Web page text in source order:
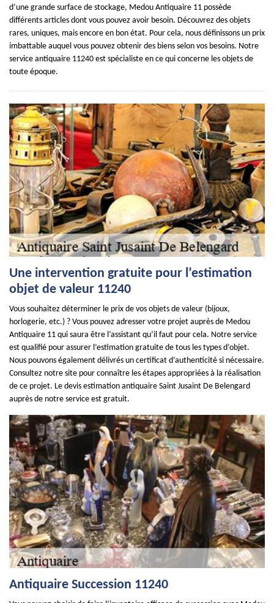
d’une grande surface de stockage, Medou Antiquaire 11 possède
différents articles dont vous pouvez avoir besoin. Découvrez des objets
rares, uniques, mais encore en bon état. Pour cela, nous définissons un prix
imbattable auquel vous pouvez obtenir des biens selon vos besoins. Notre
service antiquaire 11240 est spécialiste en ce qui concerne les objets de
toute époque.
Une intervention gratuite pour l’estimation
objet de valeur 11240
Vous souhaitez déterminer le prix de vos objets de valeur (bijoux,
horlogerie, etc.) ? Vous pouvez adresser votre projet auprès de Medou
Antiquaire 11 qui saura être l’assistant qu’il faut pour cela. Notre service
est qualifié pour assurer l’estimation gratuite de tous les types d’objet.
Nous pouvons également délivrés un certificat d’authenticité si nécessaire.
Consultez notre site pour connaître les étapes appropriées à la réalisation
de ce projet. Le devis estimation antiquaire Saint Jusaint De Belengard
auprès de notre service est gratuit.
Antiquaire Succession 11240